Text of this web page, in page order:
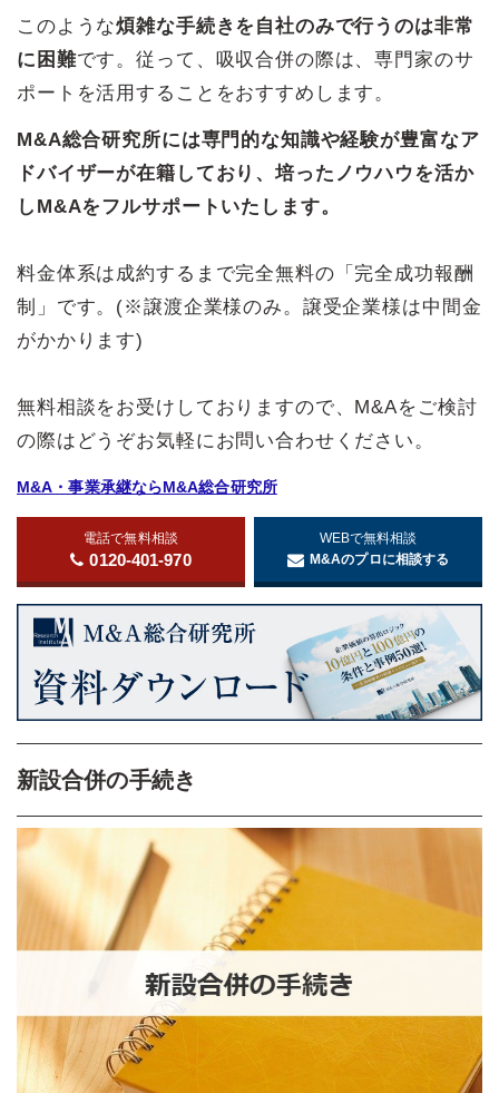
このような煩雑な手続きを自社のみで行うのは非常
に困難です。従って、吸収合併の際は、専門家のサ
ポートを活用することをおすすめします。
M&A総合研究所には専門的な知識や経験が豊富なア
ドバイザーが在籍しており、培ったノウハウを活か
しM&Aをフルサポートいたします。
料金体系は成約するまで完全無料の「完全成功報酬
制」です。(※譲渡企業様のみ。譲受企業様は中間金
がかかります)
無料相談をお受けしておりますので、M&Aをご検討
の際はどうぞお気軽にお問い合わせください。
M&A・事業承継ならM&A総合研究所
電話で無料相談
0120-401-970
WEBで無料相談
M&Aのプロに相談する
新設合併の手続き